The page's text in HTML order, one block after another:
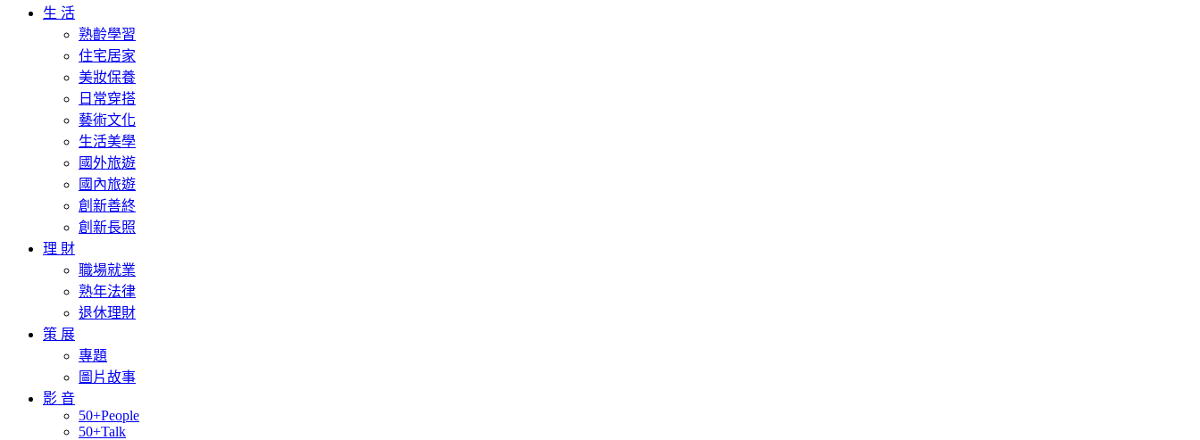
生 活
熟齡學習
住宅居家
美妝保養
日常穿搭
藝術文化
生活美學
國外旅遊
國內旅遊
創新善終
創新長照
理 財
職場就業
熟年法律
退休理財
策 展
專題
圖片故事
影 音
50+People
50+Talk